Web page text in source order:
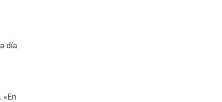
día
«En